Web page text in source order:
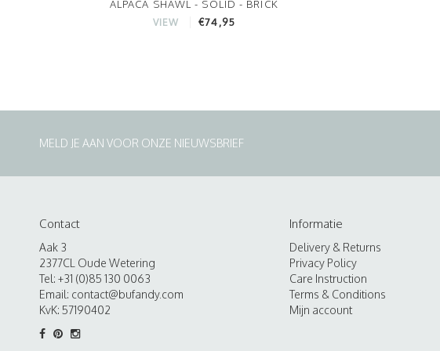
ALPACA SHAWL - SOLID - BRICK
VIEW €74,95
MELD JE AAN VOOR ONZE NIEUWSBRIEF
Contact
Aak 3
2377CL Oude Wetering
Tel: +31 (0)85 130 0063
Email: contact@bufandy.com
KvK: 57190402
Informatie
Delivery & Returns
Privacy Policy
Care Instruction
Terms & Conditions
Mijn account